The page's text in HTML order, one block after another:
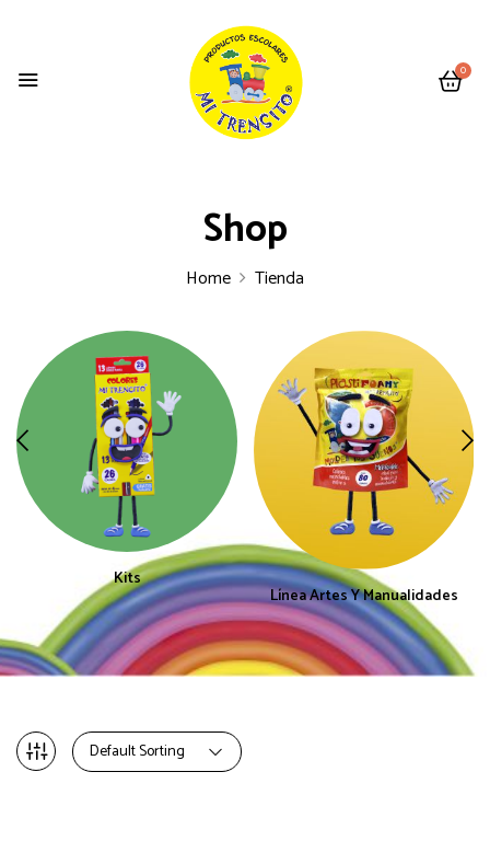
0
Shop
Home Tienda
Kits
Línea Artes Y Manualidades
Default Sorting